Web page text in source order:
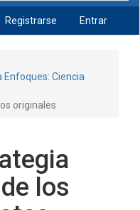
Registrarse Entrar
Enfoques: Ciencia
originales
los